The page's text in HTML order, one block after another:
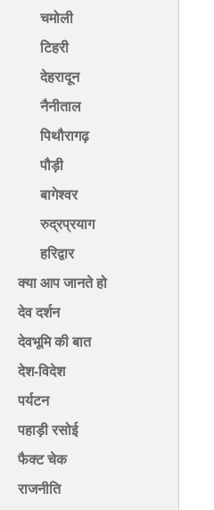
चमोली
टिहरी
देहरादून
नैनीताल
पिथौरागढ़
पौड़ी
बागेश्वर
रुद्रप्रयाग
हरिद्वार
क्या आप जानते हो
देव दर्शन
देवभूमि की बात
देश-विदेश
पर्यटन
पहाड़ी रसोई
फैक्ट चेक
राजनीति